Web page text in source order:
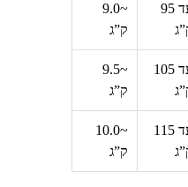
95
~
9.0
ק”ג
105
~
9.5
ק”ג
115
~
10.0
ק”ג